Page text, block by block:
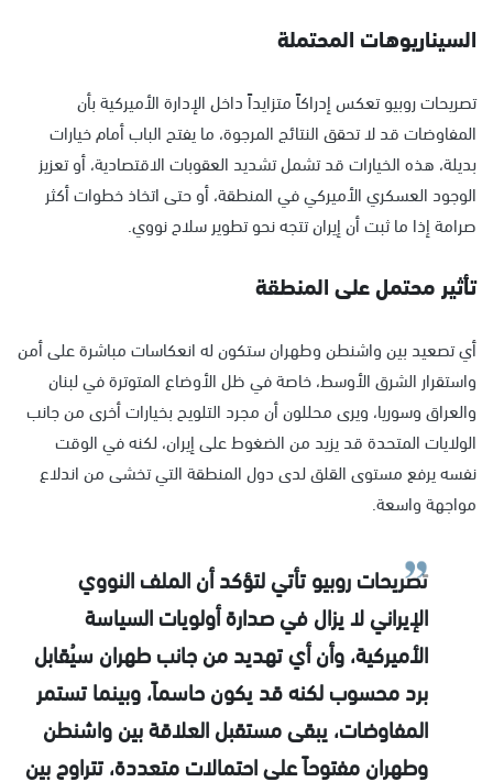
السيناريوهات المحتملة
تصريحات روبيو تعكس إدراكاً متزايداً داخل الإدارة الأميركية بأن
المفاوضات قد لا تحقق النتائج المرجوة، ما يفتح الباب أمام خيارات
بديلة، هذه الخيارات قد تشمل تشديد العقوبات الاقتصادية، أو تعزيز
الوجود العسكري الأميركي في المنطقة، أو حتى اتخاذ خطوات أكثر
صرامة إذا ما ثبت أن إيران تتجه نحو تطوير سلاح نووي.
تأثير محتمل على المنطقة
أي تصعيد بين واشنطن وطهران ستكون له انعكاسات مباشرة على أمن
واستقرار الشرق الأوسط، خاصة في ظل الأوضاع المتوترة في لبنان
والعراق وسوريا، ويرى محللون أن مجرد التلويح بخيارات أخرى من جانب
الولايات المتحدة قد يزيد من الضغوط على إيران، لكنه في الوقت
نفسه يرفع مستوى القلق لدى دول المنطقة التي تخشى من اندلاع
مواجهة واسعة.
تصريحات روبيو تأتي لتؤكد أن الملف النووي
الإيراني لا يزال في صدارة أولويات السياسة
الأميركية، وأن أي تهديد من جانب طهران سيُقابل
برد محسوب لكنه قد يكون حاسماً، وبينما تستمر
المفاوضات، يبقى مستقبل العلاقة بين واشنطن
وطهران مفتوحاً على احتمالات متعددة، تتراوح بين